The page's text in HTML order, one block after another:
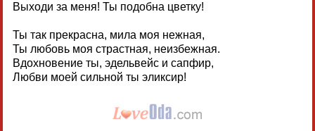
Выходи за меня! Ты подобна цветку!
Ты так прекрасна, мила моя нежная,
Ты любовь моя страстная, неизбежная.
Вдохновение ты, эдельвейс и сапфир,
Любви моей сильной ты эликсир!